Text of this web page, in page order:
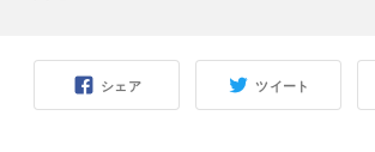
シェア ツイート